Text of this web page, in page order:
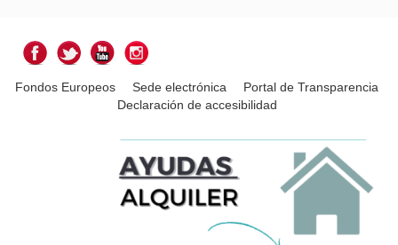
Fondos Europeos Sede electrónica
Portal de Transparencia
Declaración de accesibilidad